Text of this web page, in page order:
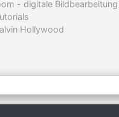
- digitale Bildbearbeitung
Hollywood